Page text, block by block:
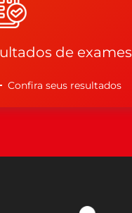
de exames
Confira seus resultados